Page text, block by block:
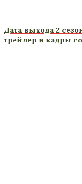
Дата выхода 2
трейлер и кадры